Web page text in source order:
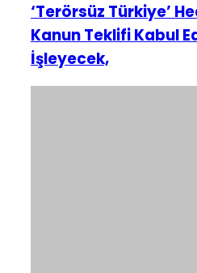
‘Terörsüz Türkiye’
Kanun Teklifi Kabul
İşleyecek,